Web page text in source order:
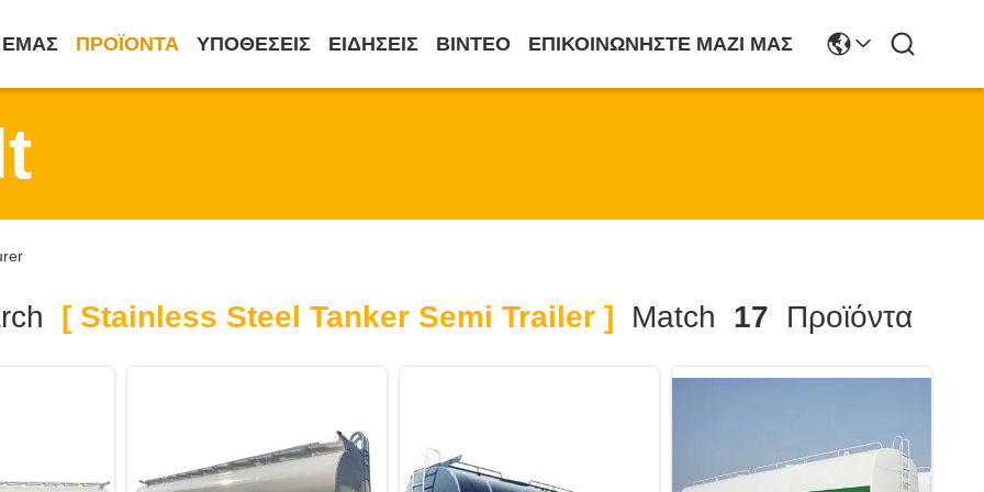
ΕΜΆΣ ΠΡΟΪΌΝΤΑ ΥΠΟΘΈΣΕΙΣ ΕΙΔΉΣΕΙΣ ΒΊΝΤΕΟ ΕΠΙΚΟΙΝΩΝΉΣΤΕ ΜΑΖΊ ΜΑΣ
[ Stainless Steel Tanker Semi Trailer ] Match 17 Προϊόντα